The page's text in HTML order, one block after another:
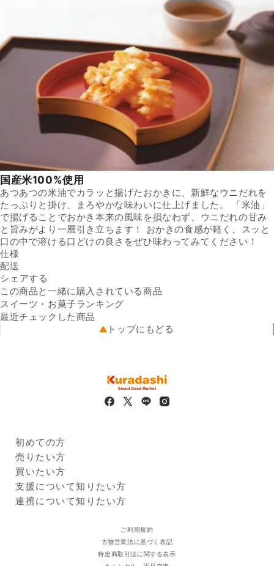
国産米100%使用
あつあつの米油でカラッと揚げたおかきに、新鮮なウニだれを
たっぷりと掛け、まろやかな味わいに仕上げました。 「米油」
で揚げることでおかき本来の風味を損なわず、ウニだれの甘み
と旨みがより一層引き立ちます！ おかきの食感が軽く、スッと
口の中で溶ける口どけの良さをぜひ味わってみてください！
仕様
内容量
原材料名
うに調味液（練りうに、水あ
ん白加水分解物、ほたてエキ
イド）、香料、増粘剤（タマ
リンド）、香辛料抽出物、甘
味料（ステビア）、（一部に
栄養成分
常温（直射日光・高温多湿を
避け、密閉容器にて保存）
販売者の名称及び住所
株式会社みゆき堂本舗
配送
送料
可能性があります。
出荷元
配送業者
全国
シェアする
この商品と一緒に購入されている商品
スイーツ・お菓子ランキング
最近チェックした商品
トップにもどる
初めての方
Kuradashiとは
ご利用ガイド
売りたい方
クラダシに出品する
出品企業
買いたい方
商品一覧
ログイン・新規登録
支援について知りたい方
支援レポート
連携について知りたい方
ご利用規約
古物営業法に基づく表記
特定商取引法に関する表示